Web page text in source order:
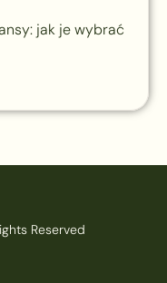
jak je wybrać
Reserved